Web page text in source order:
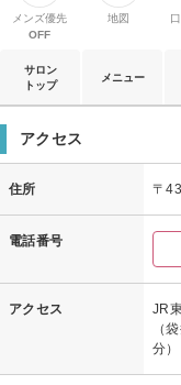
メンズ優先
OFF
地図
サロン
トップ
メニュー
アクセス
住所 〒
電話番号
アクセス
JR
（
分）